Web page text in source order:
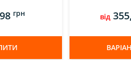
грн від